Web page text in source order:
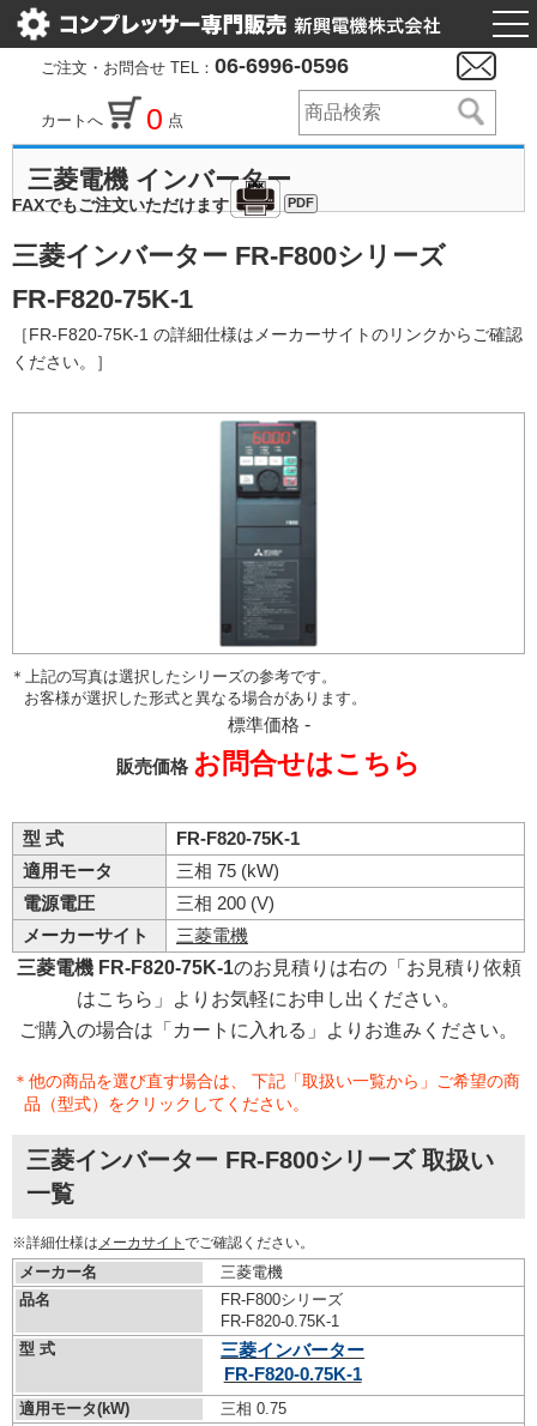
ご注文・お問合せ TEL： 06-6996-0596
カートへ 0 点
三菱電機 インバーター
FAXでもご注文いただけます PDF
三菱インバーター FR-F800シリーズ
FR-F820-75K-1
［FR-F820-75K-1 の詳細仕様はメーカーサイトのリンクからご確認
ください。］
＊上記の写真は選択したシリーズの参考です。
お客様が選択した形式と異なる場合があります。
標準価格 -
販売価格 お問合せはこちら
型 式
FR-F820-75K-1
適用モータ
三相 75 (kW)
電源電圧
三相 200 (V)
メーカーサイト
三菱電機
三菱電機 FR-F820-75K-1のお見積りは右の「お見積り依頼
はこちら」よりお気軽にお申し出ください。
ご購入の場合は「カートに入れる」よりお進みください。
＊他の商品を選び直す場合は、 下記「取扱い一覧から」ご希望の商
品（型式）をクリックしてください。
三菱インバーター FR-F800シリーズ 取扱い
一覧
※詳細仕様は メーカサイト でご確認ください。
メーカー名
三菱電機
品名
FR-F800シリーズ
FR-F820-0.75K-1
型 式
三菱インバーター
FR-F820-0.75K-1
適用モータ(kW)
三相 0.75